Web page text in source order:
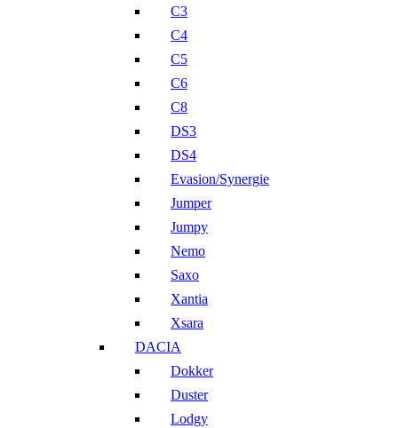
C3
C4
C5
C6
C8
DS3
DS4
Evasion/Synergie
Jumper
Jumpy
Nemo
Saxo
Xantia
Xsara
DACIA
Dokker
Duster
Lodgy